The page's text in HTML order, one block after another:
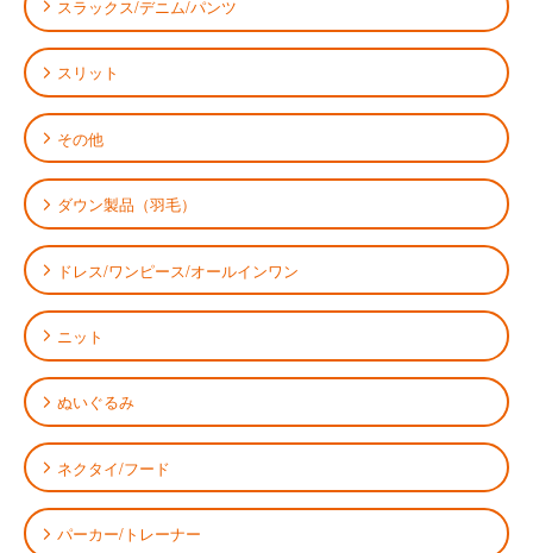
スラックス/デニム/パンツ
スリット
その他
ダウン製品（羽毛）
ドレス/ワンピース/オールインワン
ニット
ぬいぐるみ
ネクタイ/フード
パーカー/トレーナー